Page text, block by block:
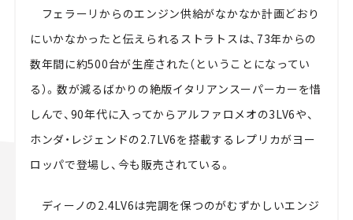
フェラーリからのエンジン供給がなかなか計画どおり
にいかなかったと伝えられるストラトスは、73年からの
数年間に約500台が生産された（ということになってい
る）。数が減るばかりの絶版イタリアンスーパーカーを惜
しんで、90年代に入ってからアルファロメオの3LV6や、
ホンダ・レジェンドの2.7LV6を搭載するレプリカがヨー
ロッパで登場し、今も販売されている。
ディーノの2.4LV6は完調を保つのがむずかしいエンジ